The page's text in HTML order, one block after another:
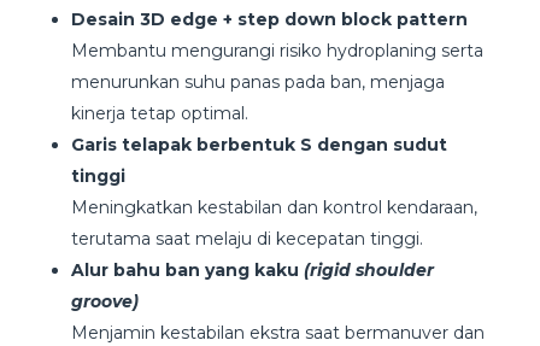
Desain 3D edge + step down block pattern
Membantu mengurangi risiko hydroplaning serta
menurunkan suhu panas pada ban, menjaga
kinerja tetap optimal.
Garis telapak berbentuk S dengan sudut
tinggi
Meningkatkan kestabilan dan kontrol kendaraan,
terutama saat melaju di kecepatan tinggi.
Alur bahu ban yang kaku (rigid shoulder
groove)
Menjamin kestabilan ekstra saat bermanuver dan